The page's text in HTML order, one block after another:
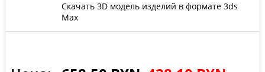
Скачать 3D модель изделий в формате 3ds
Max